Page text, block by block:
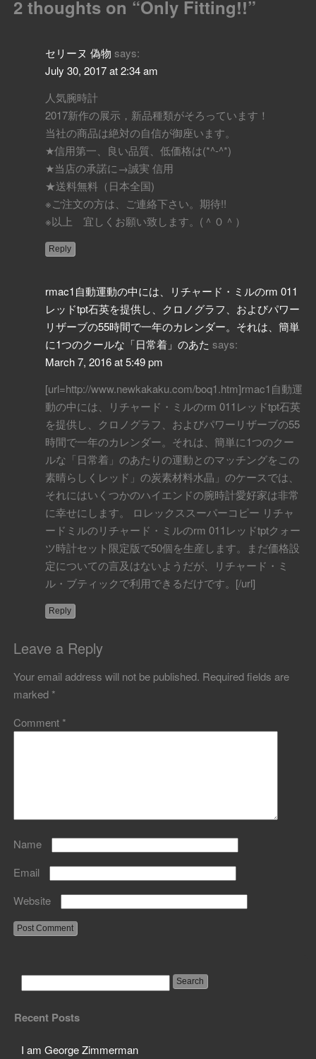
2 thoughts on “Only Fitting!!”
セリーヌ 偽物 says:
July 30, 2017 at 2:34 am
人気腕時計
2017新作の展示，新品種類がそろっています！
当社の商品は絶対の自信が御座います。
★信用第一、良い品質、低価格は(*^-^*)
★当店の承諾に→誠実 信用
★送料無料（日本全国)
※ご注文の方は、ご連絡下さい。期待!!
※以上 宜しくお願い致します。(＾０＾）
Reply
rmac1自動運動の中には、リチャード・ミルのrm 011
レッドtpt石英を提供し、クロノグラフ、およびパワー
リザーブの55時間で一年のカレンダー。それは、簡単
に1つのクールな「日常着」のあた says:
March 7, 2016 at 5:49 pm
[url=http://www.newkakaku.com/boq1.htm]rmac1自動運
動の中には、リチャード・ミルのrm 011レッドtpt石英
を提供し、クロノグラフ、およびパワーリザーブの55
時間で一年のカレンダー。それは、簡単に1つのクー
ルな「日常着」のあたりの運動とのマッチングをこの
素晴らしくレッド」の炭素材料水晶」のケースでは、
それにはいくつかのハイエンドの腕時計愛好家は非常
に幸せにします。 ロレックススーパーコピー リチャ
ードミルのリチャード・ミルのrm 011レッドtptクォー
ツ時計セット限定版で50個を生産します。まだ価格設
定についての言及はないようだが、リチャード・ミ
ル・ブティックで利用できるだけです。[/url]
Reply
Leave a Reply
Your email address will not be published. Required fields are
marked *
Comment *
Name
Email
Website
Recent Posts
I am George Zimmerman